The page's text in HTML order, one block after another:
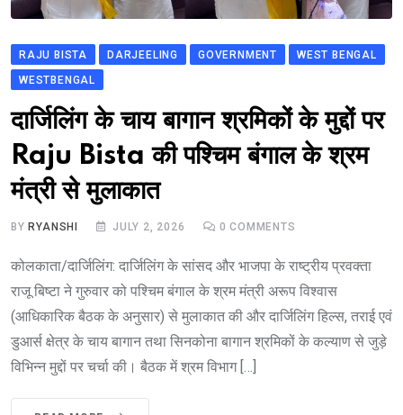
RAJU BISTA DARJEELING GOVERNMENT
WEST BENGAL
WESTBENGAL
दार्जिलिंग के चाय बागान श्रमिकों के मुद्दों पर
Raju Bista की पश्चिम बंगाल के श्रम
मंत्री से मुलाकात
BY RYANSHI JULY 2, 2026 0 COMMENTS
कोलकाता/दार्जिलिंग: दार्जिलिंग के सांसद और भाजपा के राष्ट्रीय प्रवक्ता
राजू बिष्टा ने गुरुवार को पश्चिम बंगाल के श्रम मंत्री अरूप विश्वास
(आधिकारिक बैठक के अनुसार) से मुलाकात की और दार्जिलिंग हिल्स, तराई एवं
डुआर्स क्षेत्र के चाय बागान तथा सिनकोना बागान श्रमिकों के कल्याण से जुड़े
विभिन्न मुद्दों पर चर्चा की। बैठक में श्रम विभाग […]